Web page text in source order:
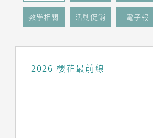
教學相關 活動促銷 電子報
2026 櫻花最前線